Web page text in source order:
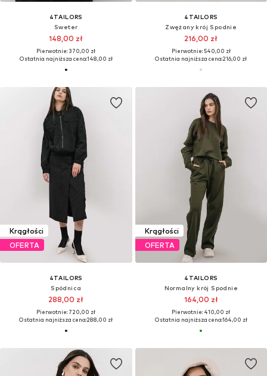
4TAILORS
Sweter
148,00 zł
Pierwotnie: 370,00 zł
Ostatnia najniższa cena:148,00 zł
4TAILORS
Zwężany krój Spodnie
216,00 zł
Pierwotnie: 540,00 zł
Ostatnia najniższa cena:216,00 zł
Krągłości
OFERTA
4TAILORS
Spódnica
288,00 zł
Pierwotnie: 720,00 zł
Ostatnia najniższa cena:288,00 zł
Krągłości
OFERTA
4TAILORS
Normalny krój Spodnie
164,00 zł
Pierwotnie: 410,00 zł
Ostatnia najniższa cena:164,00 zł